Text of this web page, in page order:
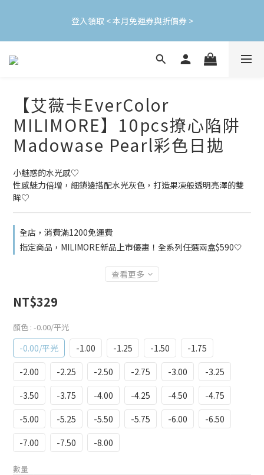
使用
登入領取 < 本月免運券與折價券 >
加入會員立即領$200購物金(效期30天) | 可與LINE新好友$50疊加
【艾薇卡EverColor
MILIMORE】10pcs撩心陷阱
Madowase Pearl彩色日拋
小魅惑的水光感♡
性感魅力倍增，細鎖邊搭配水光灰色，打造果凍般透明亮澤的雙
眸♡
全店，消費滿1200免運費
指定商品，MILIMORE新品上市優惠！全系列任選兩盒$590🤍
查看更多
NT$329
顏色 : -0.00/平光
-0.00/平光 -1.00 -1.25 -1.50
-1.75
-2.00
-2.25 -2.50 -2.75 -3.00
-3.25
-3.50
-3.75 -4.00 -4.25 -4.50
-4.75
-5.00
-5.25 -5.50 -5.75 -6.00
-6.50
-7.00
-7.50 -8.00
數量